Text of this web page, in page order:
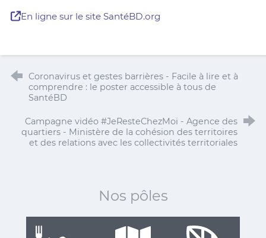
En ligne sur le site SantéBD.org
Coronavirus et gestes barrières - Facile à lire et à
comprendre : le poster accessible à tous de
SantéBD
Campagne vidéo #JeResteChezMoi - Agence des
quartiers - Ministère de la cohésion des territoires
et des relations avec les collectivités territoriales
Nos pôles